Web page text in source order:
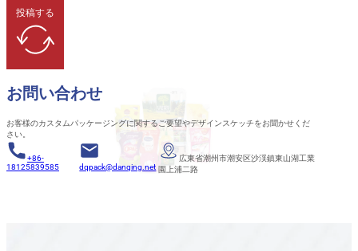
投稿する
お問い合わせ
お客様のカスタムパッケージングに関するご要望やデザインスケッチをお聞かせくだ
さい。
+86-
18125839585
dqpack@danqing.net
広東省潮州市潮安区沙渓鎮東山湖工業
園上浦二路